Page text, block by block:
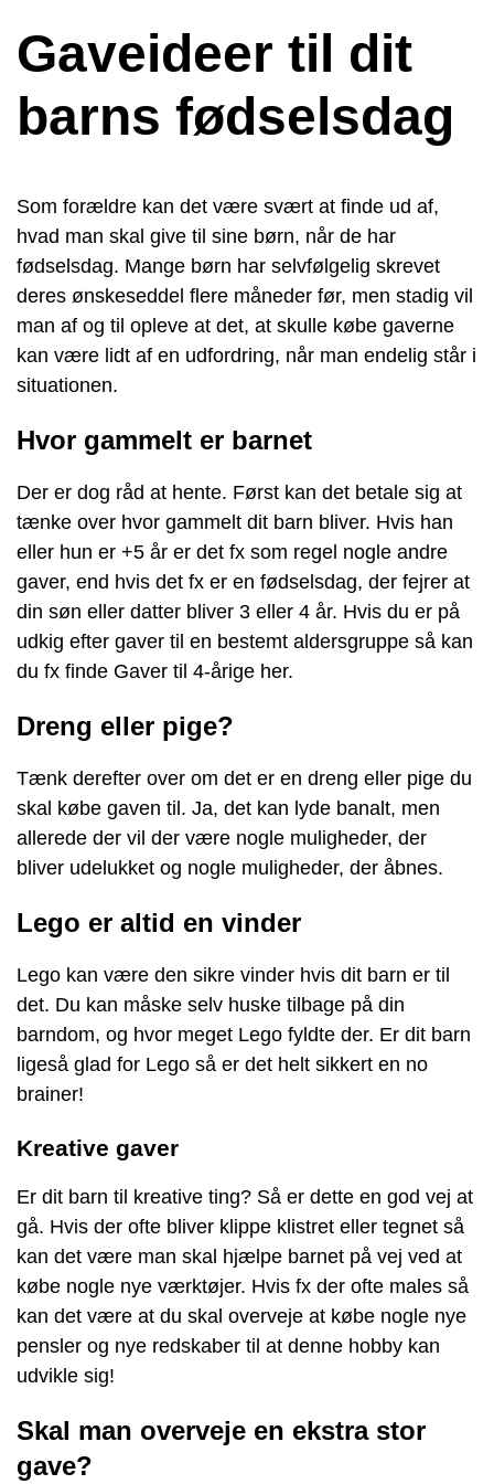
Gaveideer til dit
barns fødselsdag
Som forældre kan det være svært at finde ud af,
hvad man skal give til sine børn, når de har
fødselsdag. Mange børn har selvfølgelig skrevet
deres ønskeseddel flere måneder før, men stadig vil
man af og til opleve at det, at skulle købe gaverne
kan være lidt af en udfordring, når man endelig står i
situationen.
Hvor gammelt er barnet
Der er dog råd at hente. Først kan det betale sig at
tænke over hvor gammelt dit barn bliver. Hvis han
eller hun er +5 år er det fx som regel nogle andre
gaver, end hvis det fx er en fødselsdag, der fejrer at
din søn eller datter bliver 3 eller 4 år. Hvis du er på
udkig efter gaver til en bestemt aldersgruppe så kan
du fx finde Gaver til 4-årige her.
Dreng eller pige?
Tænk derefter over om det er en dreng eller pige du
skal købe gaven til. Ja, det kan lyde banalt, men
allerede der vil der være nogle muligheder, der
bliver udelukket og nogle muligheder, der åbnes.
Lego er altid en vinder
Lego kan være den sikre vinder hvis dit barn er til
det. Du kan måske selv huske tilbage på din
barndom, og hvor meget Lego fyldte der. Er dit barn
ligeså glad for Lego så er det helt sikkert en no
brainer!
Kreative gaver
Er dit barn til kreative ting? Så er dette en god vej at
gå. Hvis der ofte bliver klippe klistret eller tegnet så
kan det være man skal hjælpe barnet på vej ved at
købe nogle nye værktøjer. Hvis fx der ofte males så
kan det være at du skal overveje at købe nogle nye
pensler og nye redskaber til at denne hobby kan
udvikle sig!
Skal man overveje en ekstra stor
gave?